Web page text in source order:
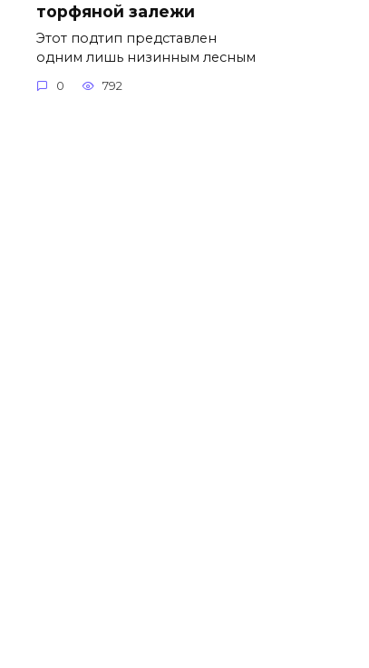
торфяной залежи
Этот подтип представлен
одним лишь низинным лесным
0 792